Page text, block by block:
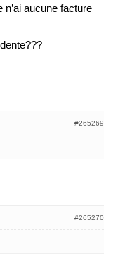
n’ai aucune facture
#265269
#265270